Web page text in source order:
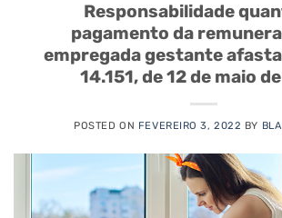
Responsabilidade
pagamento da
empregada gestante
14.151, de 12 de maio
POSTED ON FEVEREIRO 3, 2022 BY